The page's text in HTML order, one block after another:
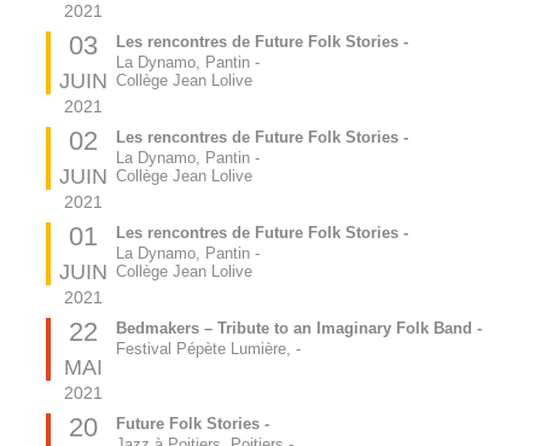
2021
03
JUIN
2021
Les rencontres de Future Folk Stories -
La Dynamo, Pantin -
Collège Jean Lolive
02
JUIN
2021
Les rencontres de Future Folk Stories -
La Dynamo, Pantin -
Collège Jean Lolive
01
JUIN
2021
Les rencontres de Future Folk Stories -
La Dynamo, Pantin -
Collège Jean Lolive
22
MAI
2021
Bedmakers – Tribute to an Imaginary Folk Band -
Festival Pépète Lumière, -
20
Future Folk Stories -